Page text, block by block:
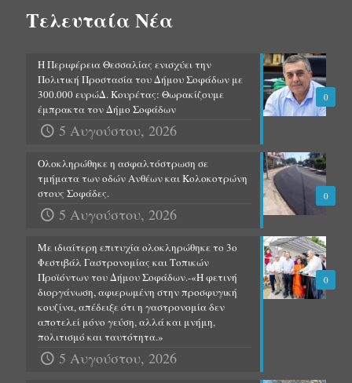
Τελευταία Νέα
0
Η Περιφέρεια Θεσσαλίας ενισχύει την
Πολιτική Προστασία του Δήμου Σοφάδων με
300.000 ευρώΔ. Κουρέτας: Θωρακίζουμε
έμπρακτα τον Δήμο Σοφάδων
5 Αυγούστου, 2026
0
Ολοκληρώθηκε η ασφαλτόστρωση σε
τμήματα των οδών Ανθέων και Κολοκοτρώνη
στους Σοφάδες.
5 Αυγούστου, 2026
0
Με ιδιαίτερη επιτυχία ολοκληρώθηκε το 3ο
Φεστιβάλ Γαστρονομίας και Τοπικών
Προϊόντων του Δήμου Σοφάδων.-«Η φετινή
διοργάνωση, αφιερωμένη στην προσφυγική
κουζίνα, απέδειξε ότι η γαστρονομία δεν
αποτελεί μόνο γεύση, αλλά και μνήμη,
πολιτισμό και ταυτότητα.»
5 Αυγούστου, 2026